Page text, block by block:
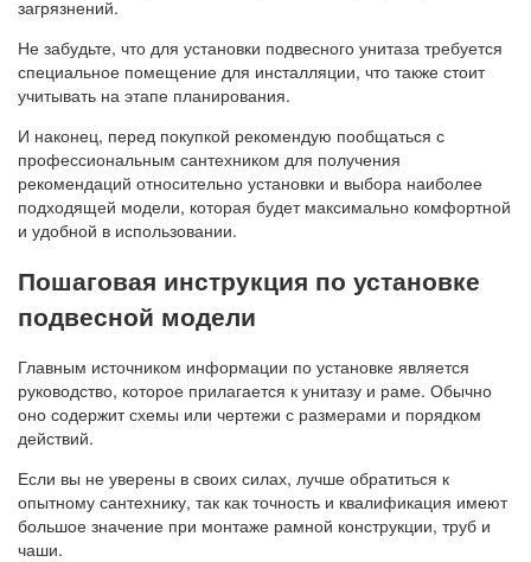
загрязнений.
Не забудьте, что для установки подвесного унитаза требуется
специальное помещение для инсталляции, что также стоит
учитывать на этапе планирования.
И наконец, перед покупкой рекомендую пообщаться с
профессиональным сантехником для получения
рекомендаций относительно установки и выбора наиболее
подходящей модели, которая будет максимально комфортной
и удобной в использовании.
Пошаговая инструкция по установке
подвесной модели
Главным источником информации по установке является
руководство, которое прилагается к унитазу и раме. Обычно
оно содержит схемы или чертежи с размерами и порядком
действий.
Если вы не уверены в своих силах, лучше обратиться к
опытному сантехнику, так как точность и квалификация имеют
большое значение при монтаже рамной конструкции, труб и
чаши.